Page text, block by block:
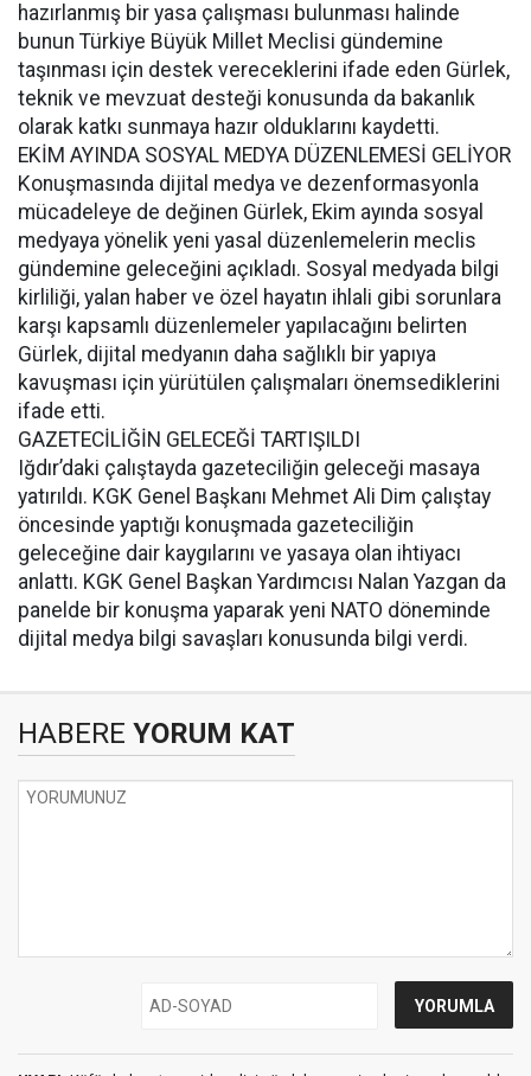
hazırlanmış bir yasa çalışması bulunması halinde
bunun Türkiye Büyük Millet Meclisi gündemine
taşınması için destek vereceklerini ifade eden Gürlek,
teknik ve mevzuat desteği konusunda da bakanlık
olarak katkı sunmaya hazır olduklarını kaydetti.
EKİM AYINDA SOSYAL MEDYA DÜZENLEMESİ GELİYOR
Konuşmasında dijital medya ve dezenformasyonla
mücadeleye de değinen Gürlek, Ekim ayında sosyal
medyaya yönelik yeni yasal düzenlemelerin meclis
gündemine geleceğini açıkladı. Sosyal medyada bilgi
kirliliği, yalan haber ve özel hayatın ihlali gibi sorunlara
karşı kapsamlı düzenlemeler yapılacağını belirten
Gürlek, dijital medyanın daha sağlıklı bir yapıya
kavuşması için yürütülen çalışmaları önemsediklerini
ifade etti.
GAZETECİLİĞİN GELECEĞİ TARTIŞILDI
Iğdır’daki çalıştayda gazeteciliğin geleceği masaya
yatırıldı. KGK Genel Başkanı Mehmet Ali Dim çalıştay
öncesinde yaptığı konuşmada gazeteciliğin
geleceğine dair kaygılarını ve yasaya olan ihtiyacı
anlattı. KGK Genel Başkan Yardımcısı Nalan Yazgan da
panelde bir konuşma yaparak yeni NATO döneminde
dijital medya bilgi savaşları konusunda bilgi verdi.
HABERE YORUM KAT